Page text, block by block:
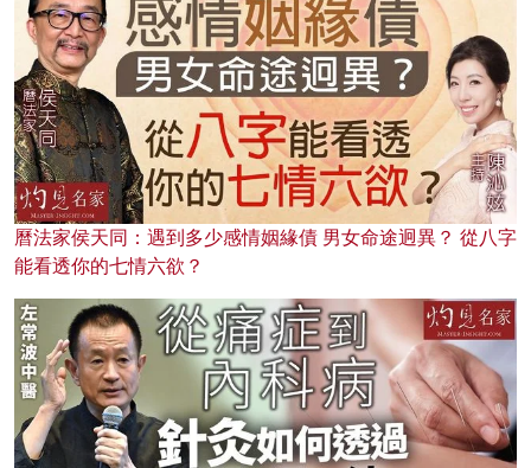
曆法家侯天同：遇到多少感情姻緣債 男女命途迥異？ 從八字
能看透你的七情六欲？